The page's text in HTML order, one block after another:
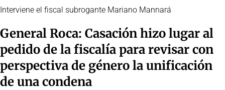
Interviene el fiscal subrogante Mariano Mannará
General Roca: Casación hizo lugar al
pedido de la fiscalía para revisar con
perspectiva de género la unificación
de una condena